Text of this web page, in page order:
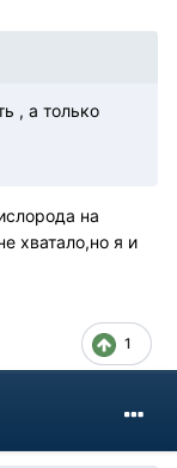
, а только
на
хватало,но я и
1